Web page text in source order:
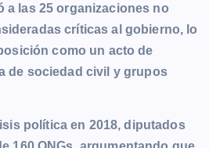
a las 25 organizaciones no
críticas al gobierno, lo
como un acto de
de sociedad civil y grupos
política en 2018, diputados